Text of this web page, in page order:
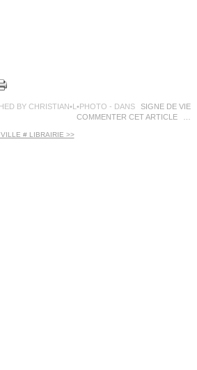
BY CHRISTIAN•L•PHOTO - DANS
SIGNE DE VIE
COMMENTER CET ARTICLE
VILLE # LIBRAIRIE >>